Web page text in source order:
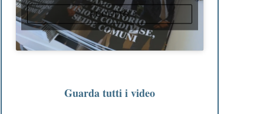
ACCETTO
Guarda tutti i video